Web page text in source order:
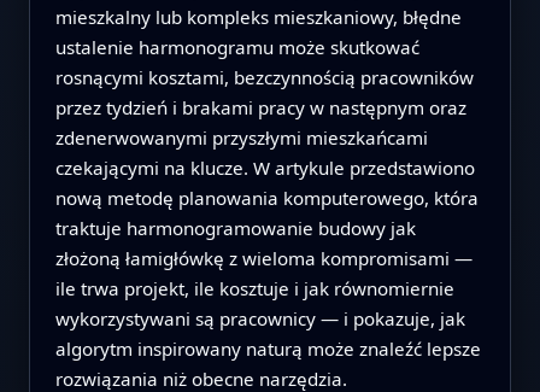
mieszkalny lub kompleks mieszkaniowy, błędne
ustalenie harmonogramu może skutkować
rosnącymi kosztami, bezczynnością pracowników
przez tydzień i brakami pracy w następnym oraz
zdenerwowanymi przyszłymi mieszkańcami
czekającymi na klucze. W artykule przedstawiono
nową metodę planowania komputerowego, która
traktuje harmonogramowanie budowy jak
złożoną łamigłówkę z wieloma kompromisami —
ile trwa projekt, ile kosztuje i jak równomiernie
wykorzystywani są pracownicy — i pokazuje, jak
algorytm inspirowany naturą może znaleźć lepsze
rozwiązania niż obecne narzędzia.